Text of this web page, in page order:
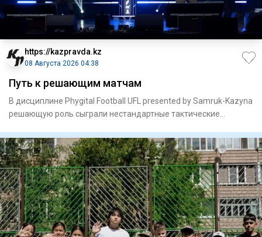
https://kazpravda.kz
08 Августа 2026 04:38
Путь к решающим матчам
В дисциплине Phygital Football UFL presented by Samruk-Kazyna
решающую роль сыграли нестандартные тактические